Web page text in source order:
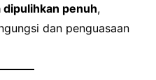
dipulihkan penuh,
dan penguasaan